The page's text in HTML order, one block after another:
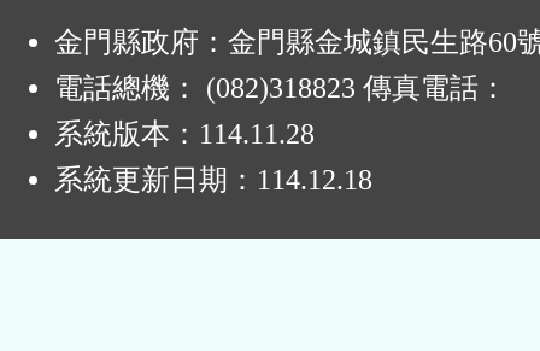
金門縣政府：金門縣金城鎮民生路60
電話總機： (082)318823 傳真電話：
系統版本： 114.11.28
系統更新日期： 114.12.18